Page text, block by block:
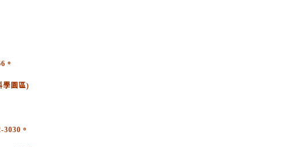
。
學園區)
。